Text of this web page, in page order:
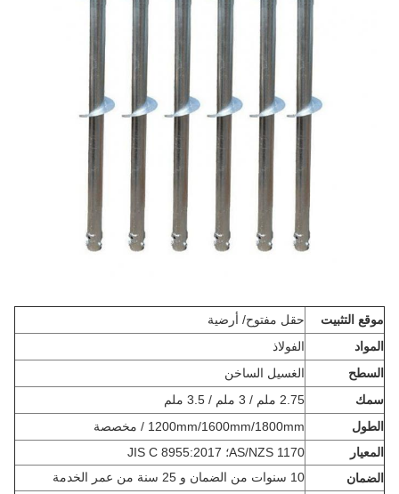
موقع التثبيت
حقل مفتوح/ أرضية
المواد
الفولاذ
السطح
الغسيل الساخن
سمك
2.75 ملم / 3 ملم / 3.5 ملم
الطول
1200mm/1600mm/1800mm / مخصصة
المعيار
AS/NZS 1170؛ JIS C 8955:2017
الضمان
10 سنوات من الضمان و 25 سنة من عمر الخدمة